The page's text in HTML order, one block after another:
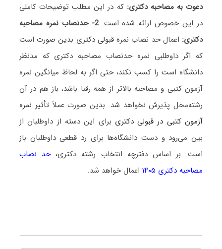
دعوت به مصاحبه دکتری: که در این مطلب توضیحات کاملی
در این خصوص ارائه شده است. 2- حدنصاب نمره مصاحبه
دکتری: اعمال حد نصاب نمره قبولی دکتری بدین صورت است
که اگر داوطلبی نمره حدنصاب مصاحبه دکتری که مدنظر
دانشگاه است را کسب نکند، حتی اگر به لحاظ میانگین نمره
آزمون کتبی و مصاحبه بالاتر از همه رقبا باشد، باز هم در آن
رشته‌محل پذیرش نخواهد شد. بدین صورت عملاً تأثیر نمره
آزمون کتبی در قبولی دکتری برای این دسته از داوطلبان از
بین می‌رود و دست دانشگاه‌ها برای رد قطعی داوطلبان باز
است. بر اساس دفترچه انتخاب رشته دکتری،حد نصاب
مصاحبه دکتری ۱۴۰۵
اعمال خواهد شد.